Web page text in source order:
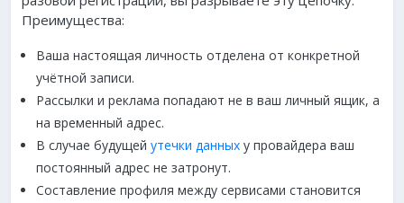
Преимущества:
Ваша настоящая личность отделена от конкретной
учётной записи.
Рассылки и реклама попадают не в ваш личный ящик, а
на временный адрес.
В случае будущей утечки данных у провайдера ваш
постоянный адрес не затронут.
Составление профиля между сервисами становится